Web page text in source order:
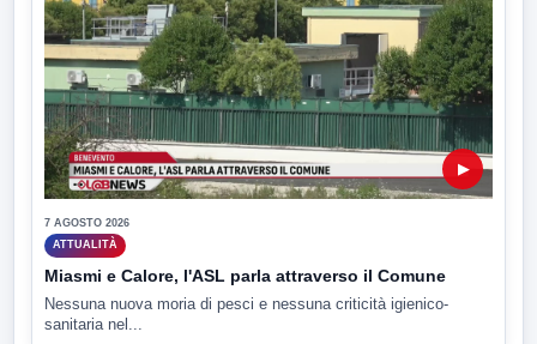
▶
7 AGOSTO 2026
ATTUALITÀ
Miasmi e Calore, l'ASL parla attraverso il Comune
Nessuna nuova moria di pesci e nessuna criticità igienico-
sanitaria nel...